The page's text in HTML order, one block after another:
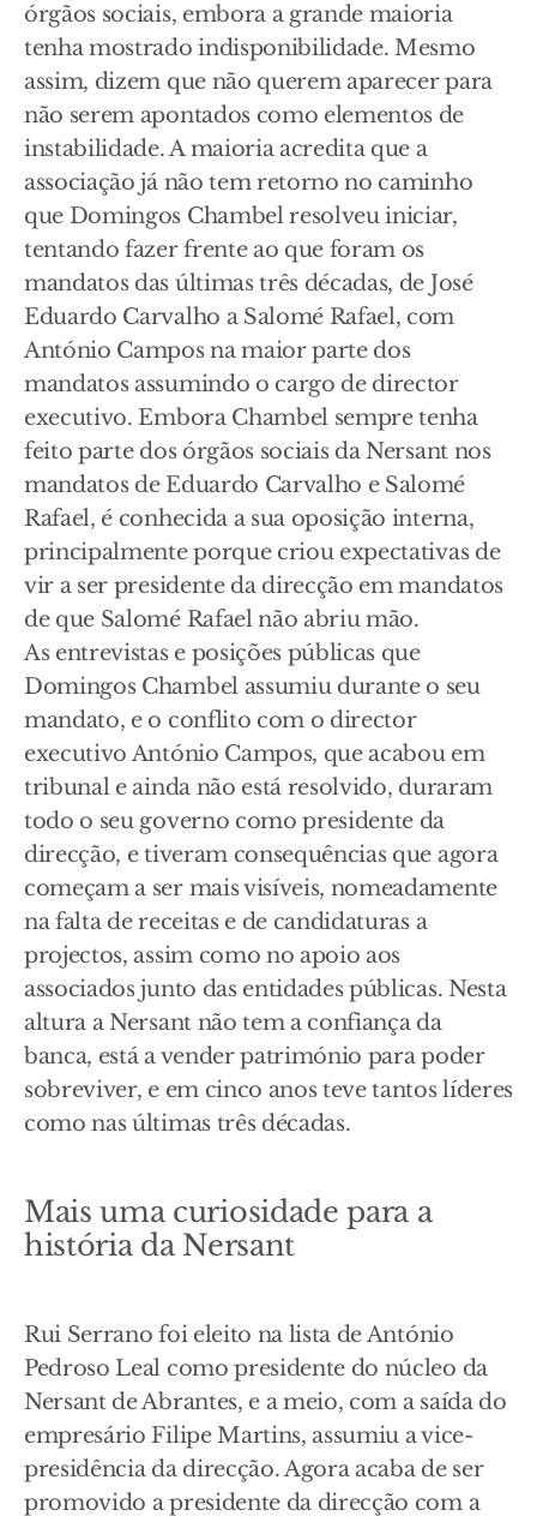
órgãos sociais, embora a grande maioria
tenha mostrado indisponibilidade. Mesmo
assim, dizem que não querem aparecer para
não serem apontados como elementos de
instabilidade. A maioria acredita que a
associação já não tem retorno no caminho
que Domingos Chambel resolveu iniciar,
tentando fazer frente ao que foram os
mandatos das últimas três décadas, de José
Eduardo Carvalho a Salomé Rafael, com
António Campos na maior parte dos
mandatos assumindo o cargo de director
executivo. Embora Chambel sempre tenha
feito parte dos órgãos sociais da Nersant nos
mandatos de Eduardo Carvalho e Salomé
Rafael, é conhecida a sua oposição interna,
principalmente porque criou expectativas de
vir a ser presidente da direcção em mandatos
de que Salomé Rafael não abriu mão.
As entrevistas e posições públicas que
Domingos Chambel assumiu durante o seu
mandato, e o conflito com o director
executivo António Campos, que acabou em
tribunal e ainda não está resolvido, duraram
todo o seu governo como presidente da
direcção, e tiveram consequências que agora
começam a ser mais visíveis, nomeadamente
na falta de receitas e de candidaturas a
projectos, assim como no apoio aos
associados junto das entidades públicas. Nesta
altura a Nersant não tem a confiança da
banca, está a vender património para poder
sobreviver, e em cinco anos teve tantos líderes
como nas últimas três décadas.
Mais uma curiosidade para a
história da Nersant
Rui Serrano foi eleito na lista de António
Pedroso Leal como presidente do núcleo da
Nersant de Abrantes, e a meio, com a saída do
empresário Filipe Martins, assumiu a vice-
presidência da direcção. Agora acaba de ser
promovido a presidente da direcção com a